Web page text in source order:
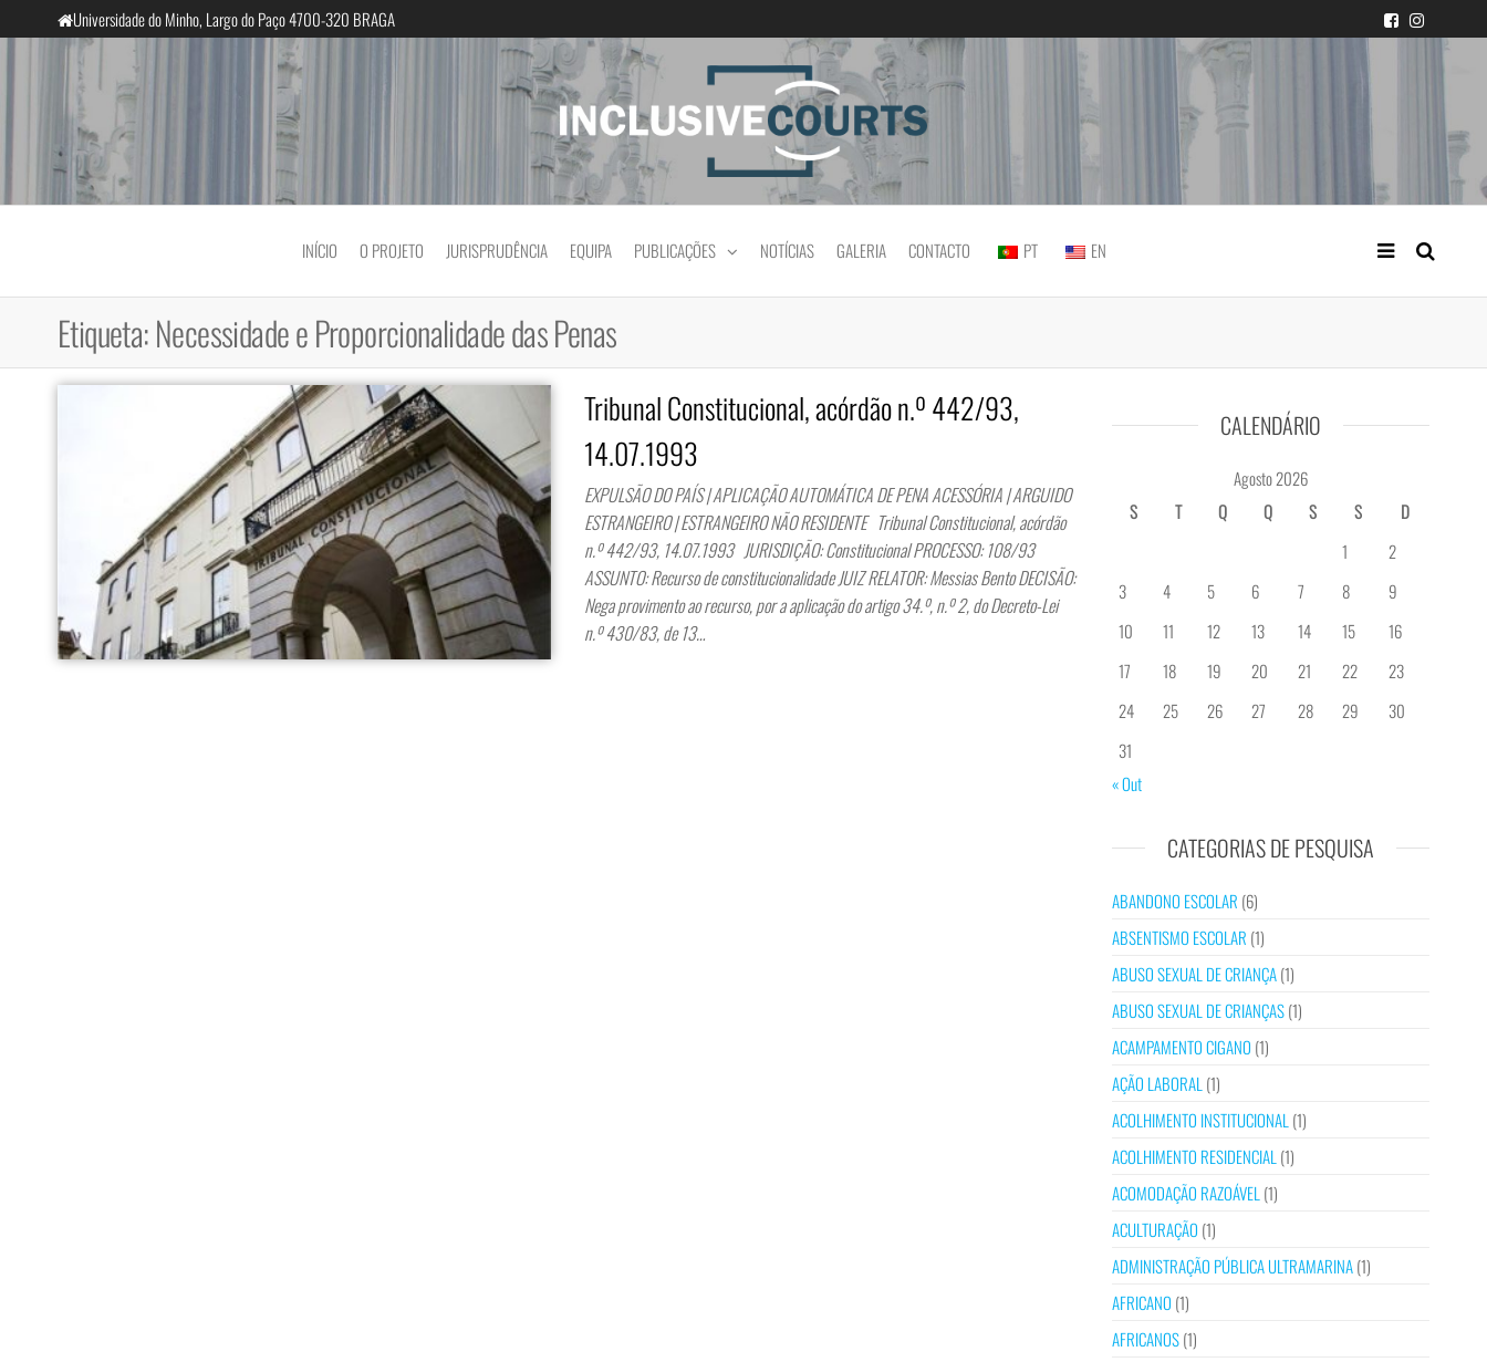
para
Universidade do Minho, Largo do Paço 4700-320 BRAGA
InclusiveCourts Igualdade e diferença cultural na prática judicial portuguesa
INÍCIO O PROJETO JURISPRUDÊNCIA EQUIPA PUBLICAÇÕES NOTÍCIAS GALERIA CONTACTO PT EN
Etiqueta:Necessidade e Proporcionalidade das Penas
Tribunal Constitucional, acórdão n.º 442/93,
14.07.1993
EXPULSÃO DO PAÍS | APLICAÇÃO AUTOMÁTICA DE PENA ACESSÓRIA | ARGUIDO
ESTRANGEIRO | ESTRANGEIRO NÃO RESIDENTE Tribunal Constitucional, acórdão
n.º 442/93, 14.07.1993 JURISDIÇÃO: Constitucional PROCESSO: 108/93
ASSUNTO: Recurso de constitucionalidade JUIZ RELATOR: Messias Bento DECISÃO:
Nega provimento ao recurso, por a aplicação do artigo 34.º, n.º 2, do Decreto-Lei
n.º 430/83, de 13…
CALENDÁRIO
Agosto 2026
S
T Q Q S S
D
1
2
3
4 5 6 7 8
9
10
11 12 13 14 15
16
17
18 19 20 21 22
23
24
25 26 27 28 29
30
31
« Out
CATEGORIAS DE PESQUISA
ABANDONO ESCOLAR (6)
ABSENTISMO ESCOLAR (1)
ABUSO SEXUAL DE CRIANÇA(1)
ABUSO SEXUAL DE CRIANÇAS(1)
ACAMPAMENTO CIGANO (1)
AÇÃO LABORAL (1)
ACOLHIMENTO INSTITUCIONAL (1)
ACOLHIMENTO RESIDENCIAL (1)
ACOMODAÇÃO RAZOÁVEL (1)
ACULTURAÇÃO (1)
ADMINISTRAÇÃO PÚBLICA ULTRAMARINA(1)
AFRICANO (1)
AFRICANOS(1)